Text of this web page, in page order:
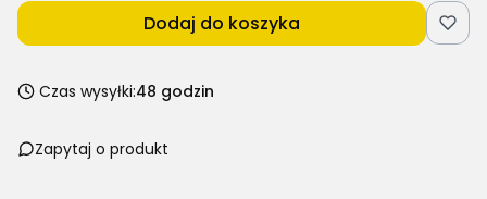
Dodaj do koszyka
Czas wysyłki:48 godzin
Zapytaj o produkt